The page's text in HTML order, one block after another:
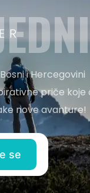
i Hercegovini
priče koje
nove avanture!